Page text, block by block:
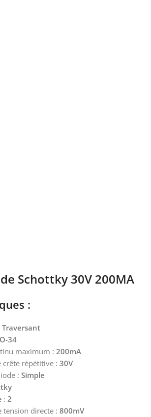
Schottky 30V 200MA
:
Traversant
34
maximum : 200mA
crête répétitive : 30V
: Simple
: 2
tension directe : 800mV